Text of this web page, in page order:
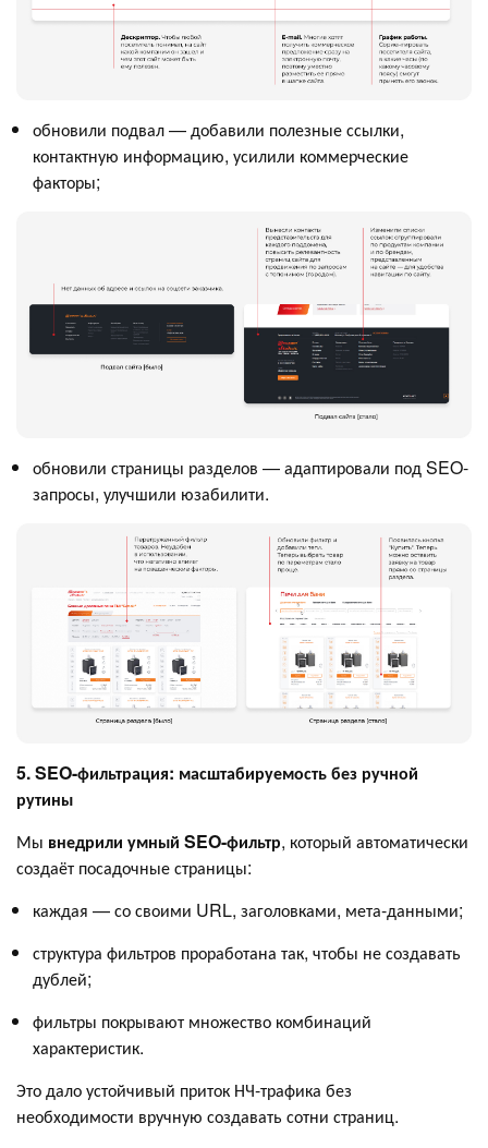
обновили подвал — добавили полезные ссылки,
контактную информацию, усилили коммерческие
факторы;
обновили страницы разделов — адаптировали под SEO-
запросы, улучшили юзабилити.
5. SEO-фильтрация: масштабируемость без ручной
рутины
Мы внедрили умный SEO-фильтр, который автоматически
создаёт посадочные страницы:
каждая — со своими URL, заголовками, мета-данными;
структура фильтров проработана так, чтобы не создавать
дублей;
фильтры покрывают множество комбинаций
характеристик.
Это дало устойчивый приток НЧ-трафика без
необходимости вручную создавать сотни страниц.